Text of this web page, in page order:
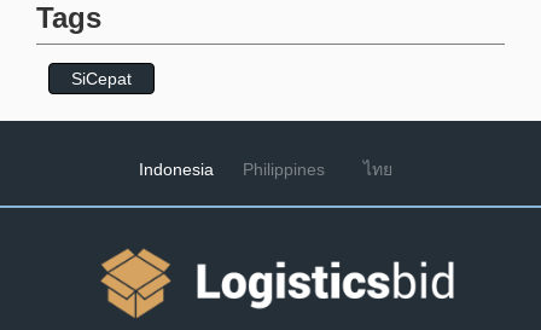
Tags
SiCepat
Indonesia Philippines ไทย